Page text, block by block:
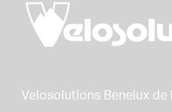
Velosolutions Benelux de